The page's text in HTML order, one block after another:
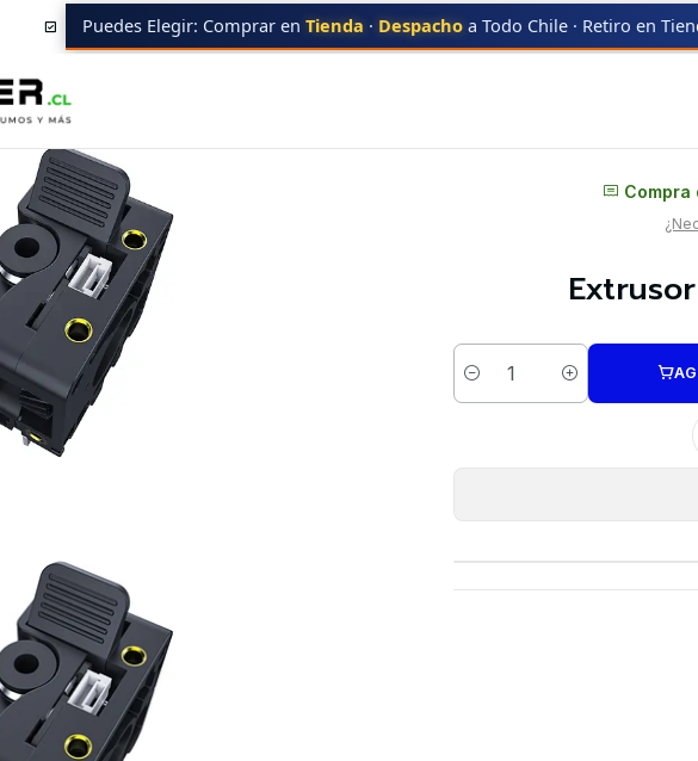
Puedes Elegir: Comprar en Tienda · Despacho a Todo Chile · Retiro en
Extrusor Creality HI | Repuestos 3D
Cantidad